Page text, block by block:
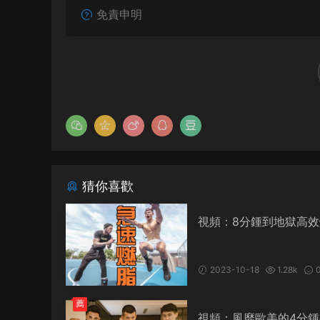
免責申明
猜你喜歡
視頻：8分鍾到地獄高
2023-10-18 1.28k
薦